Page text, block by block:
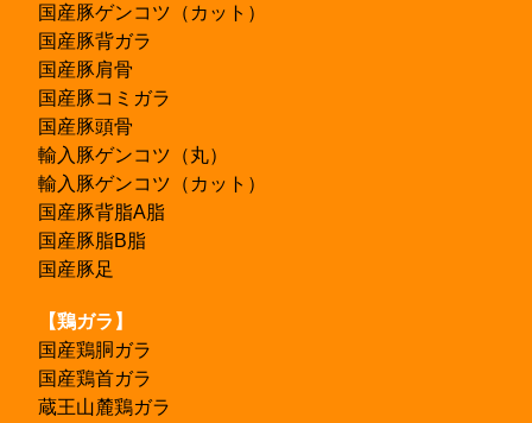
国産豚ゲンコツ（カット）
国産豚背ガラ
国産豚肩骨
国産豚コミガラ
国産豚頭骨
輸入豚ゲンコツ（丸）
輸入豚ゲンコツ（カット）
国産豚背脂A脂
国産豚脂B脂
国産豚足
【鶏ガラ】
国産鶏胴ガラ
国産鶏首ガラ
蔵王山麓鶏ガラ